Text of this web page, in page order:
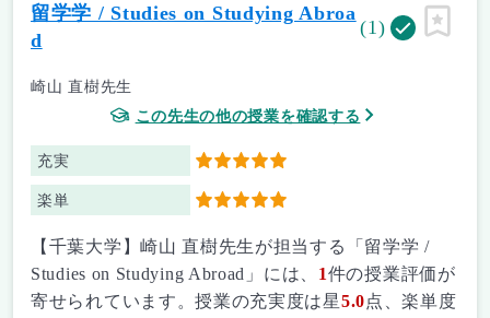
留学学 / Studies on Studying Abroa
d
(1)
崎山 直樹先生
この先生の他の授業を確認する
充実 5
楽単 5
ピン留
【千葉大学】崎山 直樹先生が担当する「留学学 /
Studies on Studying Abroad」には、 1件の授業評価が
寄せられています。授業の充実度は星5.0点、楽単度